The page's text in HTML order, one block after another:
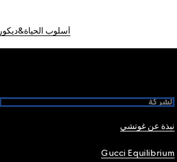
أسلوب الحياة&ديكور
الشركة
نبذة عن غوتشي
Gucci Equilibrium